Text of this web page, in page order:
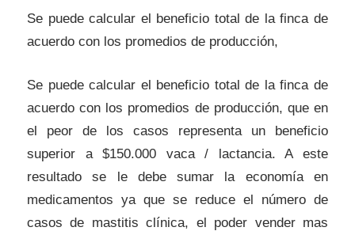
Se puede calcular el beneficio total de la finca de
acuerdo con los promedios de producción,
Se puede calcular el beneficio total de la finca de
acuerdo con los promedios de producción, que en
el peor de los casos representa un beneficio
superior a $150.000 vaca / lactancia. A este
resultado se le debe sumar la economía en
medicamentos ya que se reduce el número de
casos de mastitis clínica, el poder vender mas